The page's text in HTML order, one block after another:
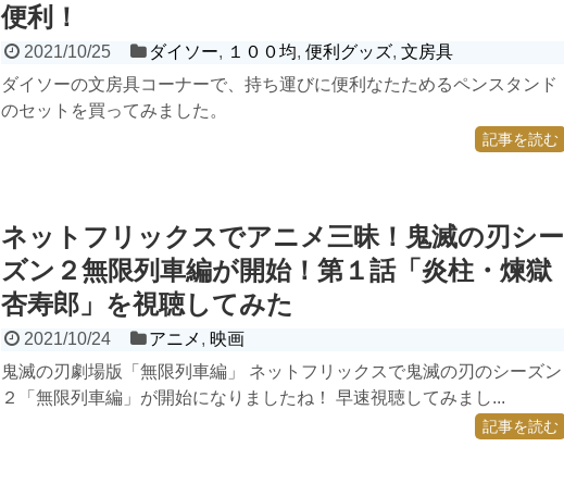
便利！
2021/10/25 ダイソー, １００均,便利グッズ,文房具
ダイソーの文房具コーナーで、持ち運びに便利なたためるペンスタンド
のセットを買ってみました。
記事を読む
ネットフリックスでアニメ三昧！鬼滅の刃シー
ズン２無限列車編が開始！第１話「炎柱・煉獄
杏寿郎」を視聴してみた
2021/10/24 アニメ , 映画
鬼滅の刃劇場版「無限列車編」 ネットフリックスで鬼滅の刃のシーズン
２「無限列車編」が開始になりましたね！ 早速視聴してみまし...
記事を読む